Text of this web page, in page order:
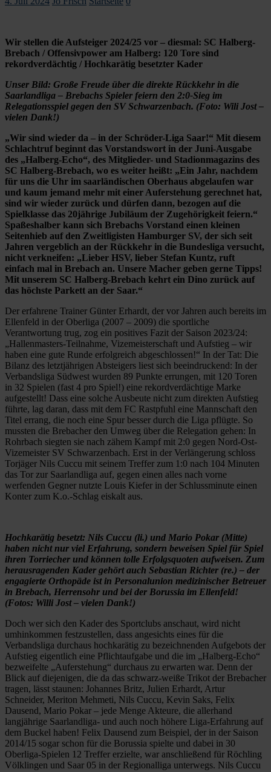
Wir stellen die Aufsteiger 2024/25 vor – diesmal: SC Halberg-
Brebach / Offensivpower am Halberg: 120 Tore sind
rekordverdächtig / Hochkarätig besetzter Kader
Unser Bild: Große Freude über die direkte Rückkehr in die
Saarlandliga – Brebachs Spieler feiern den 2:0-Sieg im
Relegationsspiel gegen den SV Schwarzenbach. (Foto: Wili Jost –
vielen Dank!)
„Wir sind wieder da – in der Schröder-Liga Saar!“ Mit diesem
Schlachtruf beginnt das Vorstandswort in der Juni-Ausgabe
des „Halberg-Echo“, des Mitglieder- und Stadionmagazins des
SC Halberg-Brebach, wo es weiter heißt: „Ein Jahr, nachdem
für uns die Uhr im saarländischen Oberhaus abgelaufen war
und kaum jemand mehr mit einer Auferstehung gerechnet hat,
sind wir wieder zurück und dürfen dann, bezogen auf die
Spielklasse das 20jährige Jubiläum der Zugehörigkeit feiern.“
Spaßeshalber kann sich Brebachs Vorstand einen kleinen
Seitenhieb auf den Zweitligisten Hamburger SV, der sich seit
Jahren vergeblich an der Rückkehr in die Bundesliga versucht,
nicht verkneifen: „Lieber HSV, lieber Stefan Kuntz, ruft
einfach mal in Brebach an. Unsere Macher geben gerne Tipps!
Mit unserem SC Halberg-Brebach kehrt ein Dino zurück auf
das höchste Parkett an der Saar.“
Der erfahrene Trainer Günter Erhardt, der vor Jahren auch bereits im
Ellenfeld in der Oberliga (2007 – 2009) die sportliche
Verantwortung trug, zog ein positives Fazit der Saison 2023/24:
„Hallenmasters-Teilnahme, Vizemeisterschaft und Aufstieg – wir
haben eine gute Runde erfolgreich abgeschlossen!“ In der Tat: Die
Bilanz des letztjährigen Absteigers liest sich beeindruckend: In der
Verbandsliga Südwest wurden 89 Punkte errungen, mit 120 Toren
in 32 Spielen (fast 4 pro Spiel!) eine rekordverdächtige Marke
aufgestellt! Dass eine solche Ausbeute nicht zum direkten Aufstieg
führte, lag daran, dass mit dem FC Rastpfuhl eine Mannschaft den
Titel errang, die noch eine Spur besser durch die Liga pflügte. So
mussten die Brebacher den Umweg über die Relegation gehen: In
Rohrbach siegten sie nach zähem Kampf mit 2:0 gegen Nord-Ost-
Vizemeister SV Schwarzenbach. Erst in der Verlängerung schloss
Torjäger Nils Cuccu mit seinem Treffer zum 1:0 nach 104 Minuten
das Tor zur Saarlandliga auf, gegen einen alles nach vorne
werfenden Gegner nutzte Louis Kiefer in der Schlussminute einen
Konter zum K.o.-Schlag eiskalt aus.
Hochkarätig besetzt: Nils Cuccu (li.) und Mario Pokar (Mitte)
haben nicht nur viel Erfahrung, sondern beweisen Spiel für Spiel
ihren Torriecher und können tolle Erfolgsquoten aufweisen. Zum
herausragenden Kader gehört auch Sebastian Richter (re.) – der
engagierte Orthopäde ist in Personalunion medizinischer Betreuer
in Brebach, Herrensohr und bei der Borussia im Ellenfeld!
(Fotos: Willi Jost – vielen Dank!)
Doch wer sich den Kader des Sportclubs anschaut, wird nicht
umhinkommen festzustellen, dass angesichts eines für die
Verbandsliga durchaus hochkarätig zu bezeichnenden Aufgebots der
Aufstieg eigentlich eine Pflichtaufgabe und die im „Halberg-Echo“
bezweifelte „Auferstehung“ durchaus zu erwarten war. Denn der
Blick auf diejenigen, die da das schwarz-weiße Trikot der Brebacher
tragen, lässt staunen: Johannes Britz, Julien Erhardt, Artur
Schneider, Meriton Mehmeti, Nils Cuccu, Kevin Saks, Felix
Dausend, Mario Pokar – jede Menge Akteure, die allerhand
langjährige Saarlandliga- und auch noch höhere Liga-Erfahrung auf
dem Buckel haben! Felix Dausend zum Beispiel, der in der Saison
2014/15 sogar schon für die Borussia spielte und dabei in 30
Oberliga-Spielen 12 Treffer erzielte, war anschließend für Röchling
Völklingen und Saar 05 in der Regionalliga unterwegs. Nils Cuccu